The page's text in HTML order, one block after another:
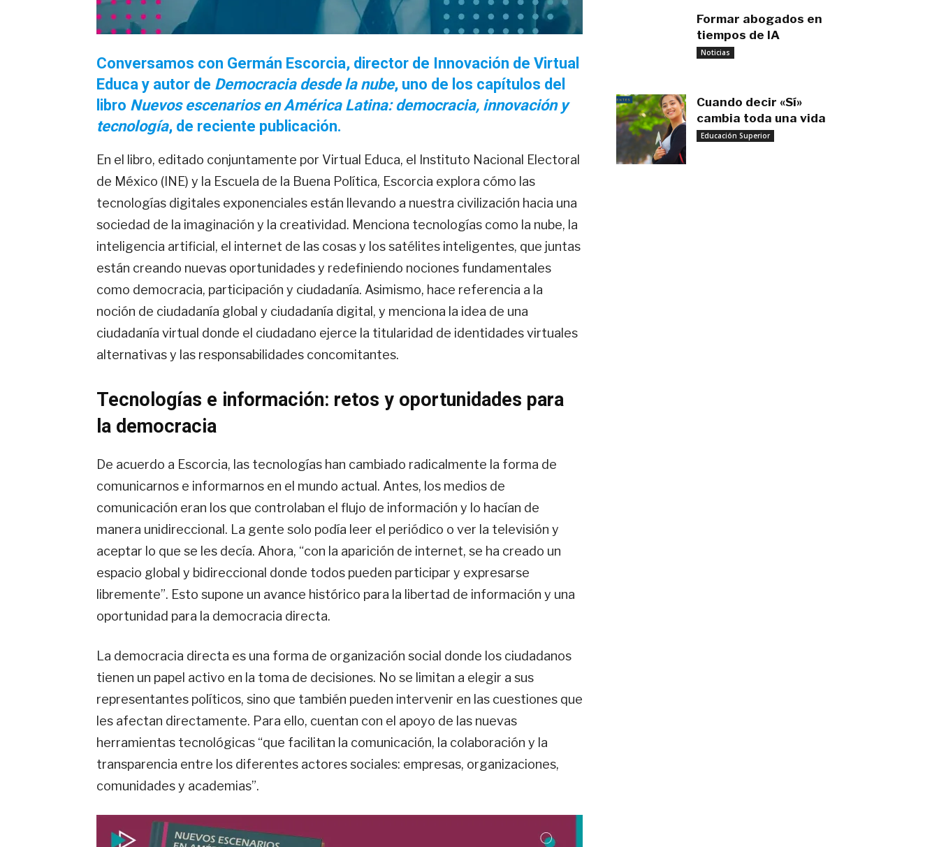
Conversamos con Germán Escorcia, director de Innovación de Virtual
Educa y autor de Democracia desde la nube, uno de los capítulos del
libro Nuevos escenarios en América Latina: democracia, innovación y
tecnología, de reciente publicación.
En el libro, editado conjuntamente por Virtual Educa, el Instituto Nacional Electoral
de México (INE) y la Escuela de la Buena Política, Escorcia explora cómo las
tecnologías digitales exponenciales están llevando a nuestra civilización hacia una
sociedad de la imaginación y la creatividad. Menciona tecnologías como la nube, la
inteligencia artificial, el internet de las cosas y los satélites inteligentes, que juntas
están creando nuevas oportunidades y redefiniendo nociones fundamentales
como democracia, participación y ciudadanía. Asimismo, hace referencia a la
noción de ciudadanía global y ciudadanía digital, y menciona la idea de una
ciudadanía virtual donde el ciudadano ejerce la titularidad de identidades virtuales
alternativas y las responsabilidades concomitantes.
Tecnologías e información: retos y oportunidades para
la democracia
De acuerdo a Escorcia, las tecnologías han cambiado radicalmente la forma de
comunicarnos e informarnos en el mundo actual. Antes, los medios de
comunicación eran los que controlaban el flujo de información y lo hacían de
manera unidireccional. La gente solo podía leer el periódico o ver la televisión y
aceptar lo que se les decía. Ahora, “con la aparición de internet, se ha creado un
espacio global y bidireccional donde todos pueden participar y expresarse
libremente”. Esto supone un avance histórico para la libertad de información y una
oportunidad para la democracia directa.
La democracia directa es una forma de organización social donde los ciudadanos
tienen un papel activo en la toma de decisiones. No se limitan a elegir a sus
representantes políticos, sino que también pueden intervenir en las cuestiones que
les afectan directamente. Para ello, cuentan con el apoyo de las nuevas
herramientas tecnológicas “que facilitan la comunicación, la colaboración y la
transparencia entre los diferentes actores sociales: empresas, organizaciones,
comunidades y academias”.
Formar abogados en
tiempos de IA
Noticias
Cuando decir «Sí»
cambia toda una vida
Educación Superior